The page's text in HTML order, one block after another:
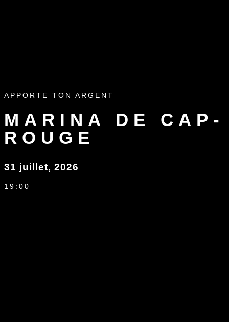
APPORTE TON ARGENT
MARINA DE CAP-
ROUGE
31 juillet, 2026
19:00